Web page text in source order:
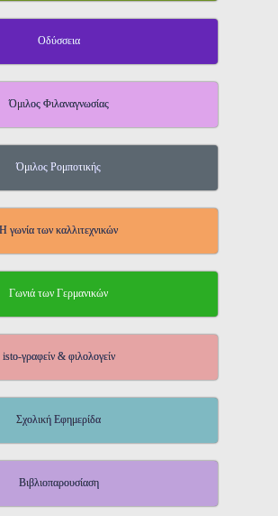
Οδύσσεια
Όμιλος Φιλαναγνωσίας
Όμιλος Ρομποτικής
Η γωνία των καλλιτεχνικών
Γωνιά των Γερμανικών
isto-γραφείν & φιλολογείν
Σχολική Εφημερίδα
Βιβλιοπαρουσίαση